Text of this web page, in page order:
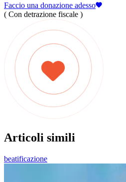
Faccio una donazione adesso
( Con detrazione fiscale )
Articoli simili
beatificazione